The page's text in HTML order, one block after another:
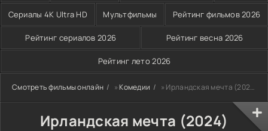
Сериалы 4K Ultra HD Мультфильмы Рейтинг фильмов 2026
Рейтинг сериалов 2026 Рейтинг весна 2026
Рейтинг лето 2026
Смотреть фильмы онлайн »Комедии » Ирландская мечта (2024)
Ирландская мечта (2024)